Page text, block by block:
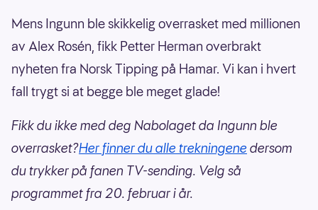
Mens Ingunn ble skikkelig overrasket med millionen
av Alex Rosén, fikk Petter Herman overbrakt
nyheten fra Norsk Tipping på Hamar. Vi kan i hvert
fall trygt si at begge ble meget glade!
Fikk du ikke med deg Nabolaget da Ingunn ble
overrasket?Her finner du alle trekningene dersom
du trykker på fanen TV-sending. Velg så
programmet fra 20. februar i år.